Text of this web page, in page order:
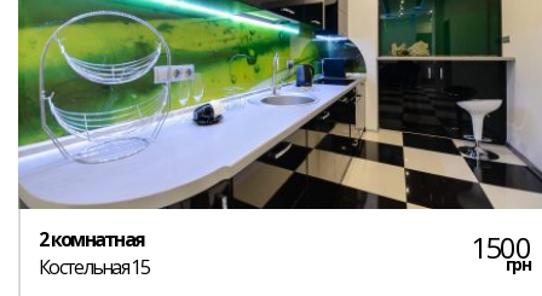
2 комнатная
Костельная 15
1500
грн